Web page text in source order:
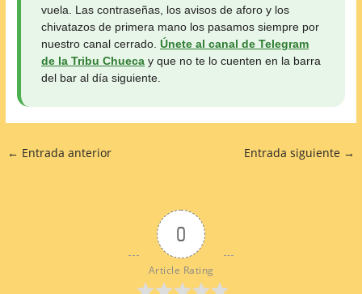
vuela. Las contraseñas, los avisos de aforo y los
chivatazos de primera mano los pasamos siempre por
nuestro canal cerrado.Únete al canal de Telegram
de la Tribu Chueca y que no te lo cuenten en la barra
del bar al día siguiente.
← Entrada anterior Entrada siguiente →
0
Article Rating